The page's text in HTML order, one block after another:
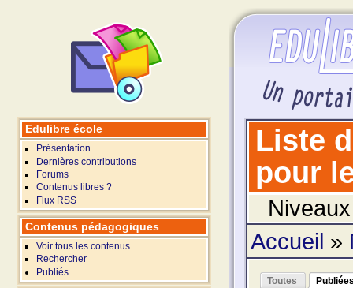
Liste
pour
Accueil »
Toutes
Edulibre école
Présentation
Dernières contributions
Forums
Contenus libres ?
Flux RSS
Contenus pédagogiques
Voir tous les contenus
Rechercher
Publiés